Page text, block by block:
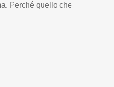
Perché quello che